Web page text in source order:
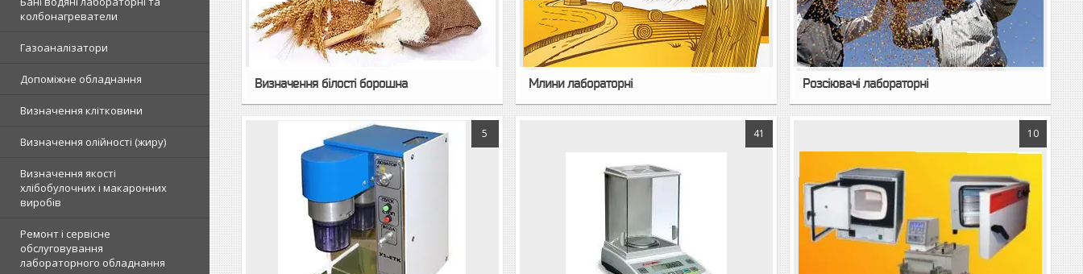
колбонагреватели
Газоаналізатори
Допоміжне обладнання
Визначення клітковини
Визначення олійності (жиру)
Визначення якості
хлібобулочних і макаронних
виробів
Ремонт і сервісне
обслуговування
лабораторного обладнання
Визначення білості борошна Млини лабораторні Розсіювачі лабораторні
5 41 10